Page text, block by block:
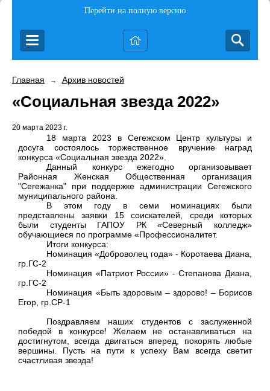
Перейти на полную версию
Главная → Архив новостей
«Социальная звезда 2022»
20 марта 2023 г.
18 марта 2023 в Сегежском Центр культуры и
досуга состоялось торжественное вручение наград
конкурса «Социальная звезда 2022».
Данный конкурс ежегодно организовывает
Районная Женская Общественная организация
"Сегежанка" при поддержке администрации Сегежского
муниципального района.
В этом году в семи номинациях были
представлены заявки 15 соискателей, среди которых
были студенты ГАПОУ РК «Северный колледж»
обучающиеся по программе «Профессионалитет.
Итоги конкурса:
Номинация «Доброволец года» - Коротаева Диана,
гр.ГС-2
Номинация «Патриот России» - Степанова Диана,
гр.ГС-2
Номинация «Быть здоровым – здорово! – Борисов
Егор, гр.СР-1
Поздравляем наших студентов с заслуженной
победой в конкурсе! Желаем не останавливаться на
достигнутом, всегда двигаться вперед, покорять любые
вершины. Пусть на пути к успеху Вам всегда светит
счастливая звезда!